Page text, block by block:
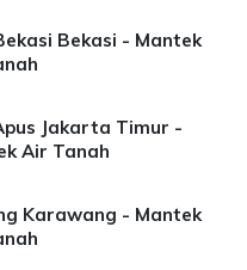
Bekasi - Mantek
Jakarta Timur -
Air Tanah
Karawang - Mantek